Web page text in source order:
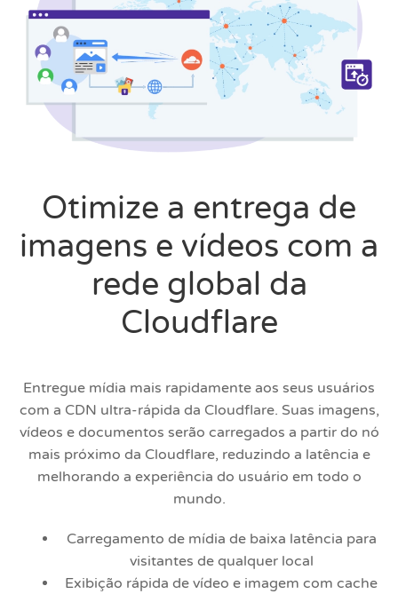
Otimize a entrega de
imagens e vídeos com a
rede global da
Cloudflare
Entregue mídia mais rapidamente aos seus usuários
com a CDN ultra-rápida da Cloudflare. Suas imagens,
vídeos e documentos serão carregados a partir do nó
mais próximo da Cloudflare, reduzindo a latência e
melhorando a experiência do usuário em todo o
mundo.
Carregamento de mídia de baixa latência para
visitantes de qualquer local
Exibição rápida de vídeo e imagem com cache